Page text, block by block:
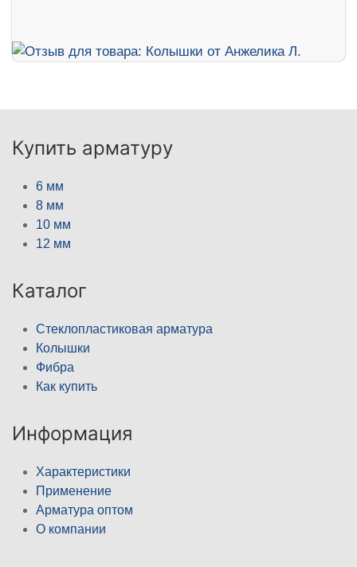
Купить арматуру
6 мм
8 мм
10 мм
12 мм
Каталог
Стеклопластиковая арматура
Колышки
Фибра
Как купить
Информация
Характеристики
Применение
Арматура оптом
О компании